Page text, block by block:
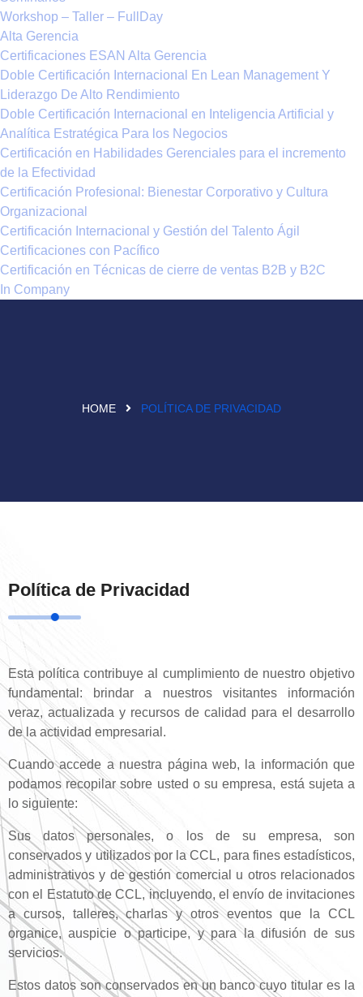
Workshop – Taller – FullDay
Alta Gerencia
Certificaciones ESAN Alta Gerencia
Doble Certificación Internacional En Lean Management Y
Liderazgo De Alto Rendimiento
Doble Certificación Internacional en Inteligencia Artificial y
Analítica Estratégica Para los Negocios
Certificación en Habilidades Gerenciales para el incremento
de la Efectividad
Certificación Profesional: Bienestar Corporativo y Cultura
Organizacional
Certificación Internacional y Gestión del Talento Ágil
Certificaciones con Pacífico
Certificación en Técnicas de cierre de ventas B2B y B2C
In Company
HOME POLÍTICA DE PRIVACIDAD
Política de Privacidad
Esta política contribuye al cumplimiento de nuestro objetivo
fundamental: brindar a nuestros visitantes información
veraz, actualizada y recursos de calidad para el desarrollo
de la actividad empresarial.
Cuando accede a nuestra página web, la información que
podamos recopilar sobre usted o su empresa, está sujeta a
lo siguiente:
Sus datos personales, o los de su empresa, son
conservados y utilizados por la CCL, para fines estadísticos,
administrativos y de gestión comercial u otros relacionados
con el Estatuto de CCL, incluyendo, el envío de invitaciones
a cursos, talleres, charlas y otros eventos que la CCL
organice, auspicie o participe, y para la difusión de sus
servicios.
Estos datos son conservados en un banco cuyo titular es la